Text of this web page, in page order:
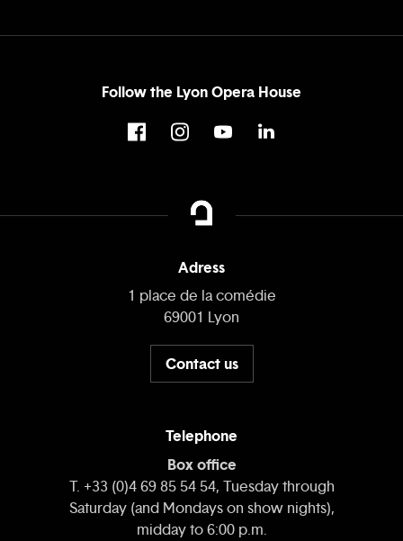
Follow the Lyon Opera House
Adress
1 place de la comédie
69001 Lyon
Contact us
Telephone
Box office
T. +33 (0)4 69 85 54 54, Tuesday through
Saturday (and Mondays on show nights),
midday to 6:00 p.m.